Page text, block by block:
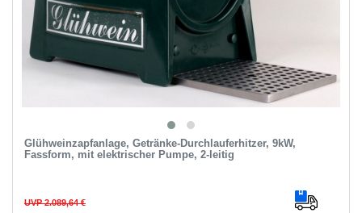
Glühweinzapfanlage, Getränke-Durchlauferhitzer, 9kW,
Fassform, mit elektrischer Pumpe, 2-leitig
UVP 2.089,64 €